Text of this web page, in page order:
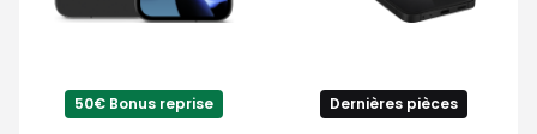
50€ Bonus reprise Dernières pièces